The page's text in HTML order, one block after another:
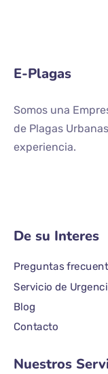
E-Plagas
Somos una
de Plagas
experiencia.
De su Interes
Preguntas
Servicio de
Blog
Contacto
Nuestros